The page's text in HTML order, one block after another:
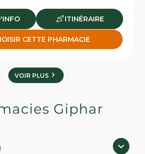
ITINÉRAIRE
CETTE PHARMACIE
VOIR PLUS
Giphar